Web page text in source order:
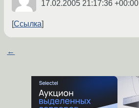
17.02.2005 21:17:36 +00:00
Ссылка
←